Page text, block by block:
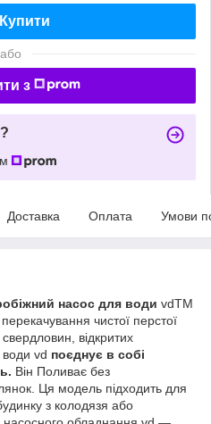
Купити
або
з
Доставка Оплата Умови
насос для води vdTM
чистої перстої
відкритих
vd поєднує в собі
Він Поливає без
Ця модель підходить для
з колодязя або